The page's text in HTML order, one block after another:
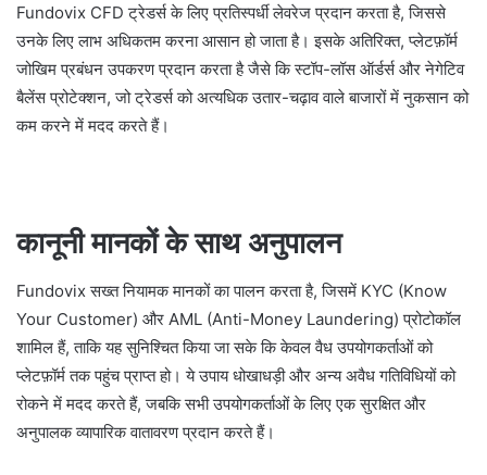
Fundovix CFD ट्रेडर्स के लिए प्रतिस्पर्धी लेवरेज प्रदान करता है, जिससे
उनके लिए लाभ अधिकतम करना आसान हो जाता है। इसके अतिरिक्त, प्लेटफ़ॉर्म
जोखिम प्रबंधन उपकरण प्रदान करता है जैसे कि स्टॉप-लॉस ऑर्डर्स और नेगेटिव
बैलेंस प्रोटेक्शन, जो ट्रेडर्स को अत्यधिक उतार-चढ़ाव वाले बाजारों में नुकसान को
कम करने में मदद करते हैं।
कानूनी मानकों के साथ अनुपालन
Fundovix सख्त नियामक मानकों का पालन करता है, जिसमें KYC (Know
Your Customer) और AML (Anti-Money Laundering) प्रोटोकॉल
शामिल हैं, ताकि यह सुनिश्चित किया जा सके कि केवल वैध उपयोगकर्ताओं को
प्लेटफ़ॉर्म तक पहुंच प्राप्त हो। ये उपाय धोखाधड़ी और अन्य अवैध गतिविधियों को
रोकने में मदद करते हैं, जबकि सभी उपयोगकर्ताओं के लिए एक सुरक्षित और
अनुपालक व्यापारिक वातावरण प्रदान करते हैं।